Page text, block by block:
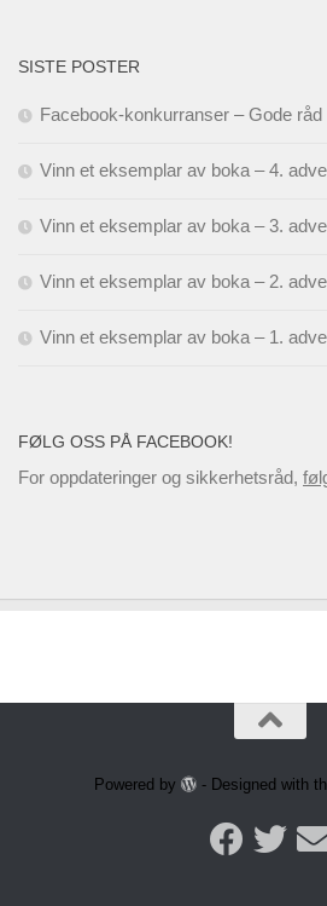
SISTE POSTER
Facebook-konkurranser – Gode råd
Vinn et eksemplar av boka – 4.
Vinn et eksemplar av boka – 3.
Vinn et eksemplar av boka – 2.
Vinn et eksemplar av boka – 1.
FØLG OSS PÅ FACEBOOK!
For oppdateringer og sikkerhetsråd,
Powered by - Designed with